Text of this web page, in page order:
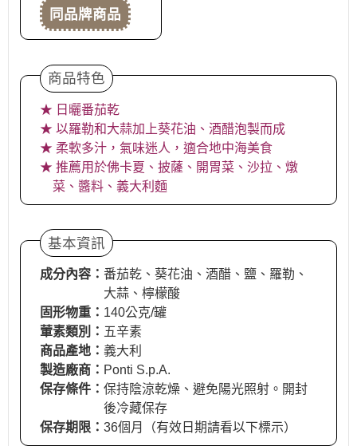
同品牌商品
商品特色
★ 日曬番茄乾
★ 以羅勒和大蒜加上葵花油、酒醋泡製而成
★ 柔軟多汁，氣味迷人，適合地中海美食
★ 推薦用於佛卡夏、披薩、開胃菜、沙拉、燉
菜、醬料、義大利麵
基本資訊
成分內容： 番茄乾、葵花油、酒醋、鹽、羅勒、
大蒜、檸檬酸
固形物重： 140公克/罐
葷素類別： 五辛素
商品產地： 義大利
製造廠商： Ponti S.p.A.
保存條件： 保持陰涼乾燥、避免陽光照射。開封
後冷藏保存
保存期限： 36個月（有效日期請看以下標示）